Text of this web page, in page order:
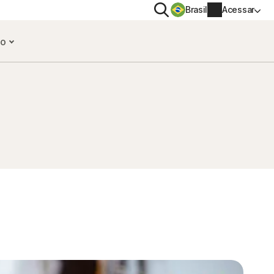
Pesquisar
Brasil Acessar